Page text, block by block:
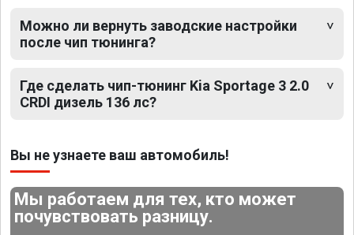
Можно ли вернуть заводские настройки
после чип тюнинга?
Где сделать чип-тюнинг Kia Sportage 3 2.0
CRDI дизель 136 лс?
Вы не узнаете ваш автомобиль!
Мы работаем для тех, кто может
почувствовать разницу.